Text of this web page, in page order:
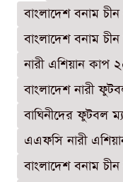
বাংলাদেশ বনাম
বাংলাদেশ বনাম
নারী এশিয়ান কাপ
বাংলাদেশ নারী
বাঘিনীদের ফুটবল
এএফসি নারী
বাংলাদেশ বনাম